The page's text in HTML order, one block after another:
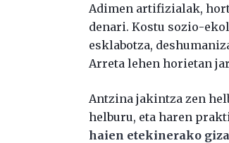
Adimen artifizialak,
denari. Kostu sozio-
esklabotza,
Arreta lehen horietan
Antzina jakintza zen
helburu, eta haren
haien etekinerako